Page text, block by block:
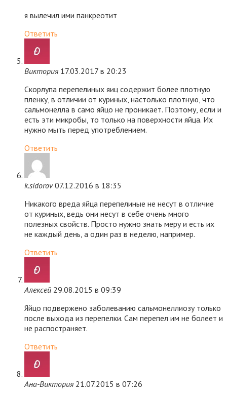
я вылечил ими панкреотит
Ответить
Виктория 17.03.2017 в 20:23
Скорлупа перепелиных яиц содержит более плотную
пленку, в отличии от куриных, настолько плотную, что
сальмонелла в само яйцо не проникает. Поэтому, если и
есть эти микробы, то только на поверхности яйца. Их
нужно мыть перед употреблением.
Ответить
k.sidorov 07.12.2016 в 18:35
Никакого вреда яйца перепелиные не несут в отличие
от куриных, ведь они несут в себе очень много
полезных свойств. Просто нужно знать меру и есть их
не каждый день, а один раз в неделю, например.
Ответить
Алексей 29.08.2015 в 09:39
Яйцо подвержено заболеванию сальмонеллиозу только
после выхода из перепелки. Сам перепел им не болеет и
не распостраняет.
Ответить
Ана-Виктория 21.07.2015 в 07:26